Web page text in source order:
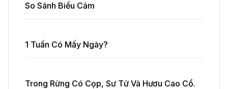
So Sánh Biểu Cảm
1 Tuần Có Mấy Ngày?
Trong Rừng Có Cọp, Sư Tử Và Hươu Cao Cổ.